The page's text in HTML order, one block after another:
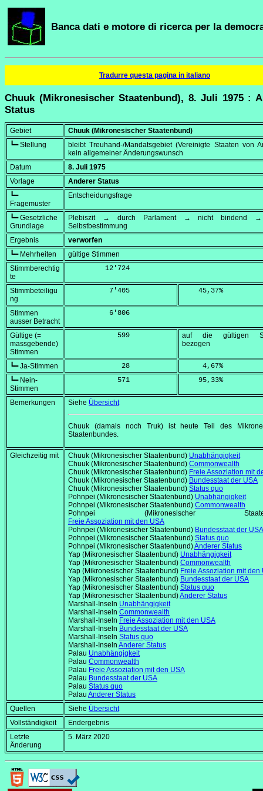
Banca dati e motore di ricerca per la
Tradurre questa pagina in italiano
Chuuk (Mikronesischer Staatenbund), 8. Juli 1975 :
Status
Gebiet
Chuuk (Mikronesischer Staatenbund)
┗━ Stellung
bleibt Treuhand-/Mandatsgebiet (Vereinigte Staaten von
kein allgemeiner Änderungswunsch
Datum
8. Juli 1975
Vorlage
Anderer Status
┗━
Fragemuster
Entscheidungsfrage
┗━ Gesetzliche
Grundlage
Plebiszit → durch Parlament → nicht bindend →
Selbstbestimmung
Ergebnis
verworfen
┗━ Mehrheiten
gültige Stimmen
Stimmberechtig
te
         12'724
Stimmbeteiligu
ng
          7'405
    45,37
%
Stimmen
ausser Betracht
          6'806
Gültige (=
massgebende)
Stimmen
            599
auf die gültigen
bezogen
┗━ Ja-Stimmen
             28
     4,67
%
┗━ Nein-
Stimmen
            571
    95,33
%
Bemerkungen Siehe Übersicht
Chuuk (damals noch Truk) ist heute Teil des
Staatenbundes.
Gleichzeitig mit Chuuk (Mikronesischer Staatenbund) Unabhängigkeit
Chuuk (Mikronesischer Staatenbund) Commonwealth
Chuuk (Mikronesischer Staatenbund) Freie Assoziation mit
Chuuk (Mikronesischer Staatenbund) Bundesstaat der USA
Chuuk (Mikronesischer Staatenbund) Status quo
Pohnpei (Mikronesischer Staatenbund) Unabhängigkeit
Pohnpei (Mikronesischer Staatenbund) Commonwealth
Pohnpei (Mikronesischer
Freie Assoziation mit den USA
Pohnpei (Mikronesischer Staatenbund) Bundesstaat der USA
Pohnpei (Mikronesischer Staatenbund) Status quo
Pohnpei (Mikronesischer Staatenbund)Anderer Status
Yap (Mikronesischer Staatenbund) Unabhängigkeit
Yap (Mikronesischer Staatenbund) Commonwealth
Yap (Mikronesischer Staatenbund) Freie Assoziation mit den
Yap (Mikronesischer Staatenbund) Bundesstaat der USA
Yap (Mikronesischer Staatenbund) Status quo
Yap (Mikronesischer Staatenbund)Anderer Status
Marshall-Inseln Unabhängigkeit
Marshall-Inseln Commonwealth
Marshall-Inseln Freie Assoziation mit den USA
Marshall-Inseln Bundesstaat der USA
Marshall-Inseln Status quo
Marshall-Inseln Anderer Status
Palau Unabhängigkeit
Palau Commonwealth
Palau Freie Assoziation mit den USA
Palau Bundesstaat der USA
Palau Status quo
Palau Anderer Status
Quellen
Siehe Übersicht
Vollständigkeit
Endergebnis
Letzte
Änderung
5. März 2020